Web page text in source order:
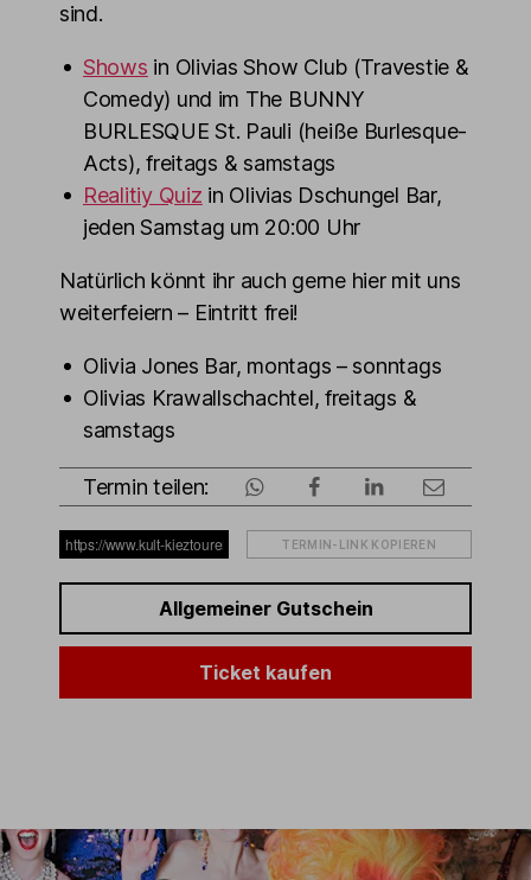
sind.
Shows in Olivias Show Club (Travestie &
Comedy) und im The BUNNY
BURLESQUE St. Pauli (heiße Burlesque-
Acts), freitags & samstags
Realitiy Quiz in Olivias Dschungel Bar,
jeden Samstag um 20:00 Uhr
Natürlich könnt ihr auch gerne hier mit uns
weiterfeiern – Eintritt frei!
Olivia Jones Bar, montags – sonntags
Olivias Krawallschachtel, freitags &
samstags
Termin teilen:
TERMIN-LINK KOPIEREN
Allgemeiner Gutschein
Ticket kaufen